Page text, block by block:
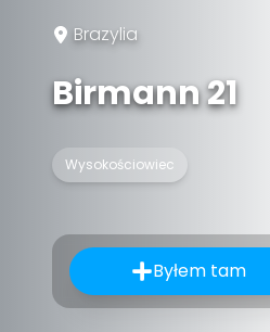
Brazylia
Birmann 21
Wysokościowiec
Byłem tam